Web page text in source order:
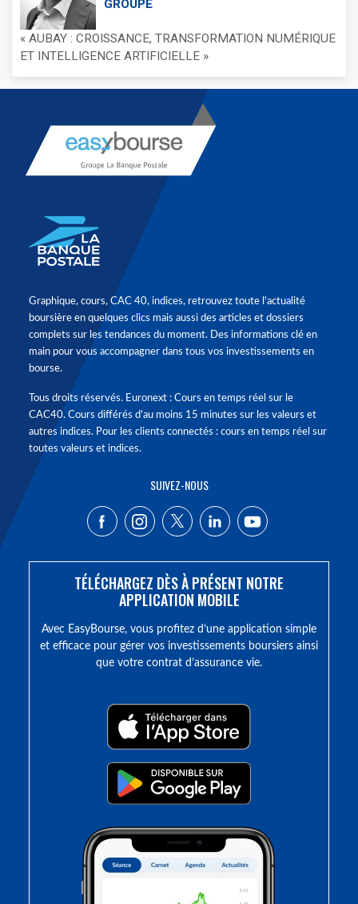
GROUPE
« AUBAY : CROISSANCE, TRANSFORMATION NUMÉRIQUE
ET INTELLIGENCE ARTIFICIELLE »
Graphique, cours, CAC 40, indices, retrouvez toute l'actualité
boursière en quelques clics mais aussi des articles et dossiers
complets sur les tendances du moment. Des informations clé en
main pour vous accompagner dans tous vos investissements en
bourse.
Tous droits réservés. Euronext : Cours en temps réel sur le
CAC40. Cours différés d'au moins 15 minutes sur les valeurs et
autres indices. Pour les clients connectés : cours en temps réel sur
toutes valeurs et indices.
SUIVEZ-NOUS
TÉLÉCHARGEZ DÈS À PRÉSENT NOTRE
APPLICATION MOBILE
Avec EasyBourse, vous profitez d’une application simple
et efficace pour gérer vos investissements boursiers ainsi
que votre contrat d’assurance vie.